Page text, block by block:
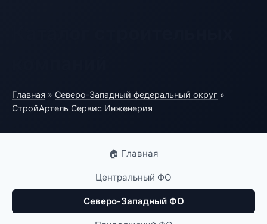
Главная » Северо-Западный федеральный округ »
СтройАртель Сервис Инженерия
🏠 Главная
Центральный ФО
Северо-Западный ФО